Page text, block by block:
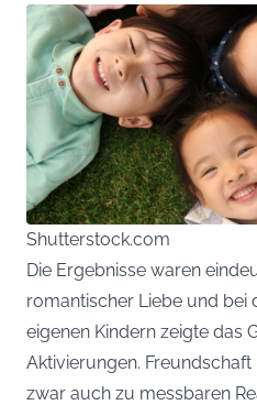
Shutterstock.com
Die Ergebnisse waren
romantischer Liebe und bei
eigenen Kindern zeigte das
Aktivierungen.
zwar auch zu messbaren